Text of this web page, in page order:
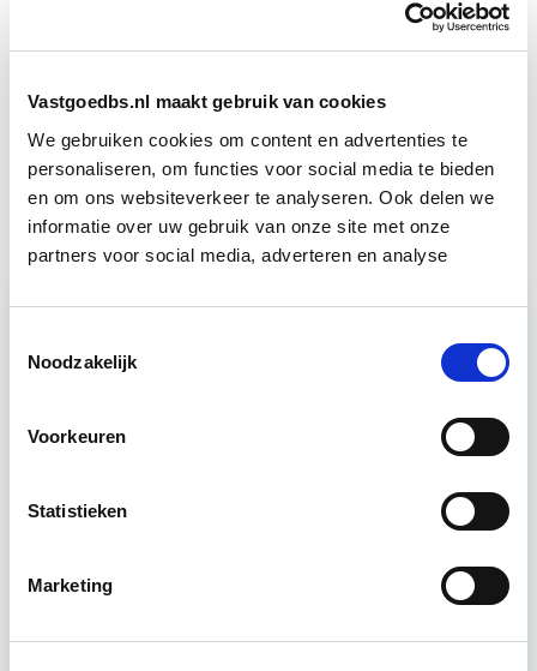
Vastgoedbs.nl maakt gebruik van cookies
We gebruiken cookies om content en advertenties te
personaliseren, om functies voor social media te bieden
en om ons websiteverkeer te analyseren. Ook delen we
informatie over uw gebruik van onze site met onze
partners voor social media, adverteren en analyse
Noodzakelijk
Voorkeuren
Statistieken
Marketing
Professioneel VvE-Beheer Start di 15 sep
Juridisch VvE-Beheer Start di 15 sep
Professioneel VvE-Beheer
Nederland! Deze complete opleiding biedt jou een
financiële…